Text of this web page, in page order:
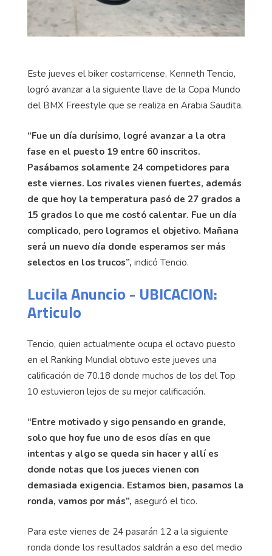
Este jueves el biker costarricense, Kenneth Tencio,
logró avanzar a la siguiente llave de la Copa Mundo
del BMX Freestyle que se realiza en Arabia Saudita.
“Fue un día durísimo, logré avanzar a la otra
fase en el puesto 19 entre 60 inscritos.
Pasábamos solamente 24 competidores para
este viernes. Los rivales vienen fuertes, además
de que hoy la temperatura pasó de 27 grados a
15 grados lo que me costó calentar. Fue un día
complicado, pero logramos el objetivo. Mañana
será un nuevo día donde esperamos ser más
selectos en los trucos”, indicó Tencio.
Lucila Anuncio - UBICACION:
Articulo
Tencio, quien actualmente ocupa el octavo puesto
en el Ranking Mundial obtuvo este jueves una
calificación de 70.18 donde muchos de los del Top
10 estuvieron lejos de su mejor calificación.
“Entre motivado y sigo pensando en grande,
solo que hoy fue uno de esos días en que
intentas y algo se queda sin hacer y allí es
donde notas que los jueces vienen con
demasiada exigencia. Estamos bien, pasamos la
ronda, vamos por más”, aseguró el tico.
Para este vienes de 24 pasarán 12 a la siguiente
ronda donde los resultados saldrán a eso del medio